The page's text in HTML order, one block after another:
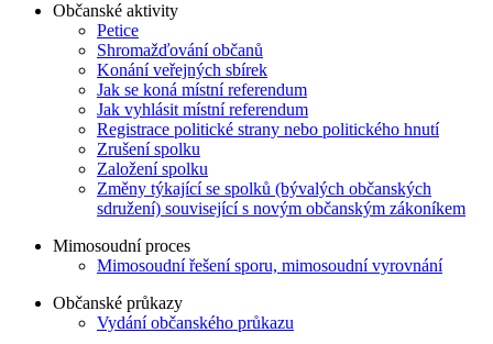
Občanské aktivity
Petice
Shromažďování občanů
Konání veřejných sbírek
Jak se koná místní referendum
Jak vyhlásit místní referendum
Registrace politické strany nebo politického hnutí
Zrušení spolku
Založení spolku
Změny týkající se spolků (bývalých občanských
sdružení) související s novým občanským zákoníkem
Mimosoudní proces
Mimosoudní řešení sporu, mimosoudní vyrovnání
Občanské průkazy
Vydání občanského průkazu